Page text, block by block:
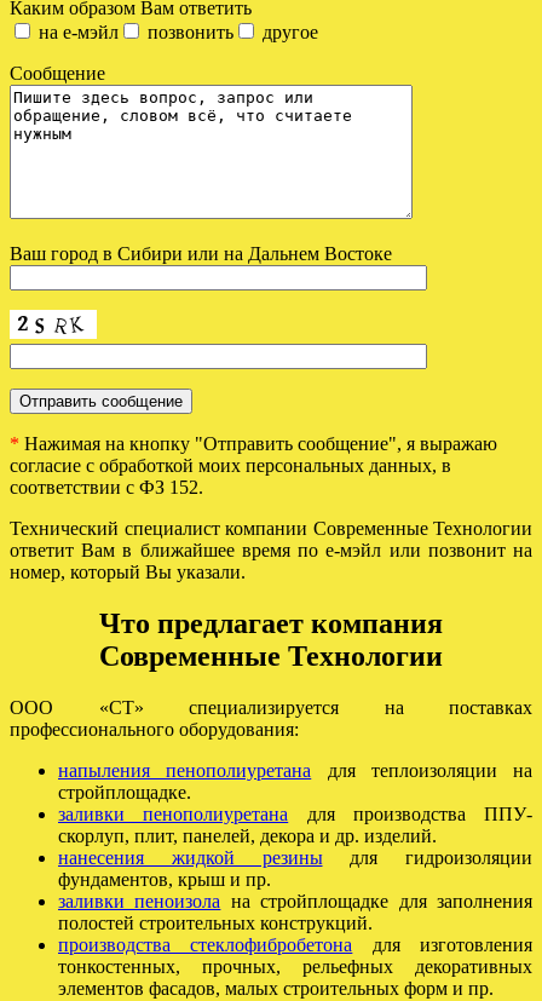
Каким образом Вам ответить
на е-мэйл
позвонить
другое
Сообщение
Ваш город в Сибири или на Дальнем Востоке
* Нажимая на кнопку "Отправить сообщение", я выражаю
согласие с обработкой моих персональных данных, в
соответствии с ФЗ 152.
Технический специалист компании Современные Технологии
ответит Вам в ближайшее время по е-мэйл или позвонит на
номер, который Вы указали.
Что предлагает компания
Современные Технологии
ООО «СТ» специализируется на поставках
профессионального оборудования:
напыления пенополиуретана для теплоизоляции на
стройплощадке.
заливки пенополиуретана для производства ППУ-
скорлуп, плит, панелей, декора и др. изделий.
нанесения жидкой резиныдля гидроизоляции
фундаментов, крыш и пр.
заливки пеноизола на стройплощадке для заполнения
полостей строительных конструкций.
производства стеклофибробетона для изготовления
тонкостенных, прочных, рельефных декоративных
элементов фасадов, малых строительных форм и пр.